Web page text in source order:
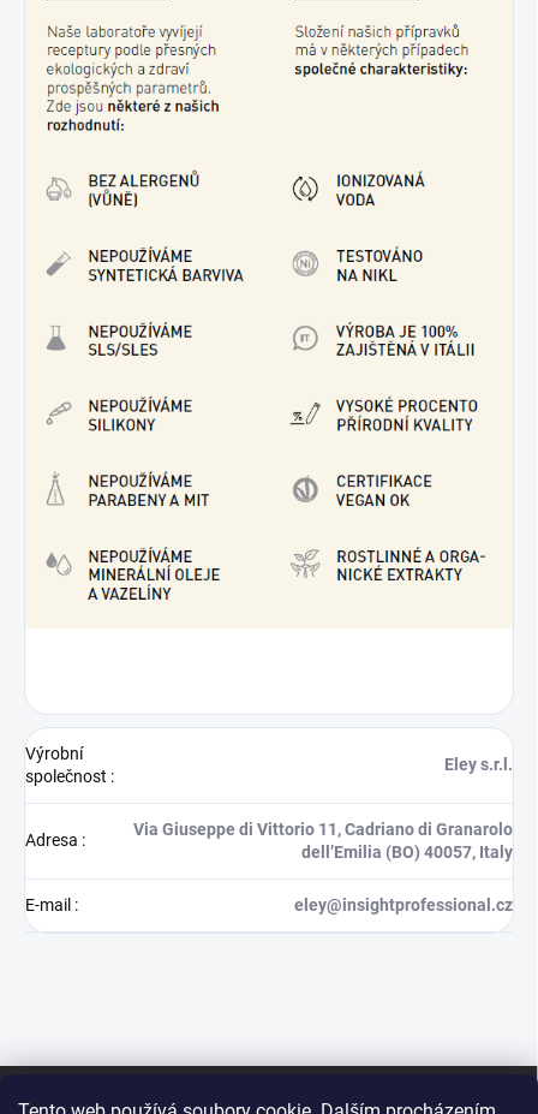
Výrobní
společnost :
Eley s.r.l.
Adresa :
Via Giuseppe di Vittorio 11, Cadriano di Granarolo
dell’Emilia (BO) 40057, Italy
E-mail : eley@insightprofessional.cz